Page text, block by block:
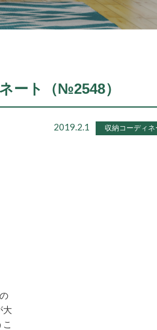
ート（№2548）
2019.2.1 収納コーディネ
大